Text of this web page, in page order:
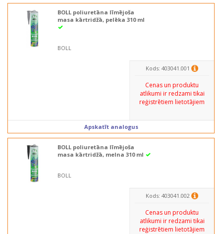
BOLL poliuretāna līmējoša
masa kārtridžā, pelēka 310 ml
BOLL
Kods: 403041.001
Cenas un produktu
atlikumi ir redzami tikai
reģistrētiem lietotājiem
Apskatīt analogus
BOLL poliuretāna līmējoša
masa kārtridžā, melna 310 ml
BOLL
Kods: 403041.002
Cenas un produktu
atlikumi ir redzami tikai
reģistrētiem lietotājiem